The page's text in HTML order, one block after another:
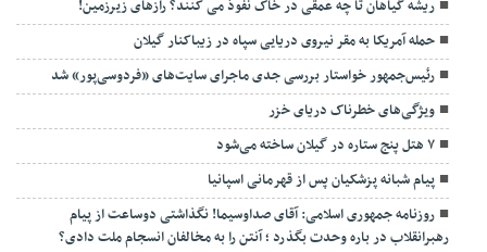
ریشه گیاهان تا چه عمقی در خاک نفوذ می کنند؟ رازهای زیرزمین!
حمله آمریکا به مقر نیروی دریایی سپاه در زیباکنار گیلان
رئیس‌جمهور خواستار بررسی جدی ماجرای سایت‌های «فردوسی‌پور» شد
ویژگی‌های خطرناک دریای خزر
۷ هتل پنج ستاره در گیلان ساخته می‌شود
پیام شبانه پزشکیان پس از قهرمانی اسپانیا
روزنامه جمهوری اسلامی: آقای صداوسیما! نگذاشتی دوساعت از پیام
رهبرانقلاب در باره وحدت بگذرد ؛ آنتن را به مخالفان انسجام ملت دادی؟